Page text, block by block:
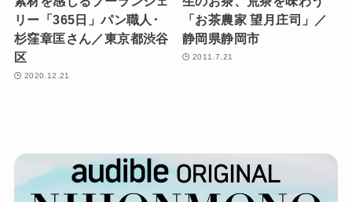
リー「365日」パン職人･
杉窪章匡さん／東京都渋谷
区
2020.12.21
「お茶農家 望月庄司」／
静岡県静岡市
2011.7.21